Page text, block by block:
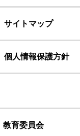
サイトマップ
個人情報保護方針
教育委員会